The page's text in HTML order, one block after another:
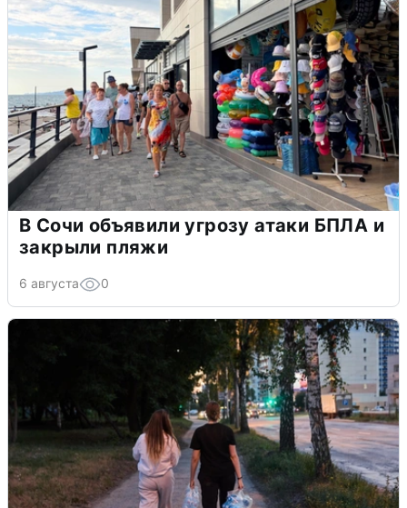
В Сочи объявили угрозу атаки БПЛА и
закрыли пляжи
6 августа 0